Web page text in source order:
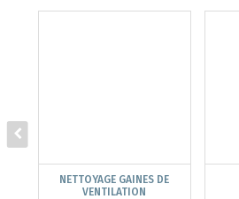
NETTOYAGE GAINES DE
VENTILATION